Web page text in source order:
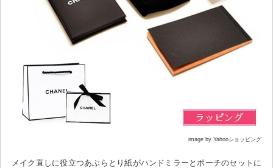
image by Yahooショッピング
メイク直しに役立つあぶらとり紙がハンドミラーとポーチのセットに